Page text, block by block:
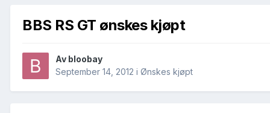
BBS RS GT ønskes kjøpt
Av bloobay
September 14, 2012 i Ønskes kjøpt